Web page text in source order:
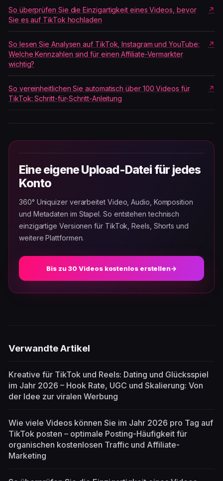
So überprüfen Sie die Einzigartigkeit eines Videos, bevor
Sie es auf TikTok hochladen
So lesen Sie Analysen auf TikTok, Instagram und YouTube:
Welche Kennzahlen sind für einen Affiliate-Vermarkter
wichtig?
So vereinheitlichen Sie automatisch über 100 Videos für
TikTok: Schritt-für-Schritt-Anleitung
Eine eigene Upload-Datei für jedes
Konto
360° Uniquizer verarbeitet Video, Audio, Komposition
und Metadaten im Stapel. So entstehen technisch
einzigartige Versionen für TikTok, Reels, Shorts und
weitere Plattformen.
Bis zu 30 Videos kostenlos erstellen→
Verwandte Artikel
Kreative für TikTok und Reels: Dating und Glücksspiel
im Jahr 2026 – Hook Rate, UGC und Skalierung: Von
der Idee zur viralen Werbung
Wie viele Videos können Sie im Jahr 2026 pro Tag auf
TikTok posten – optimale Posting-Häufigkeit für
organischen kostenlosen Traffic und Affiliate-
Marketing